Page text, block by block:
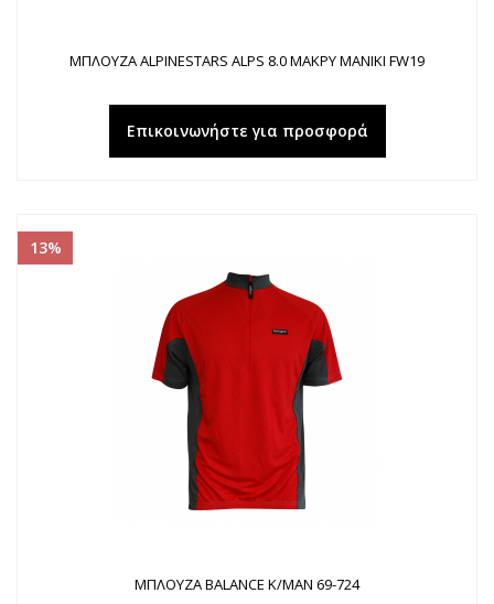
ΜΠΛΟΥΖΑ ALPINESTARS ALPS 8.0 ΜΑΚΡΥ ΜΑΝΙΚΙ FW19
Επικοινωνήστε για προσφορά
13%
ΜΠΛΟΥΖΑ BALANCE K/MAN 69-724